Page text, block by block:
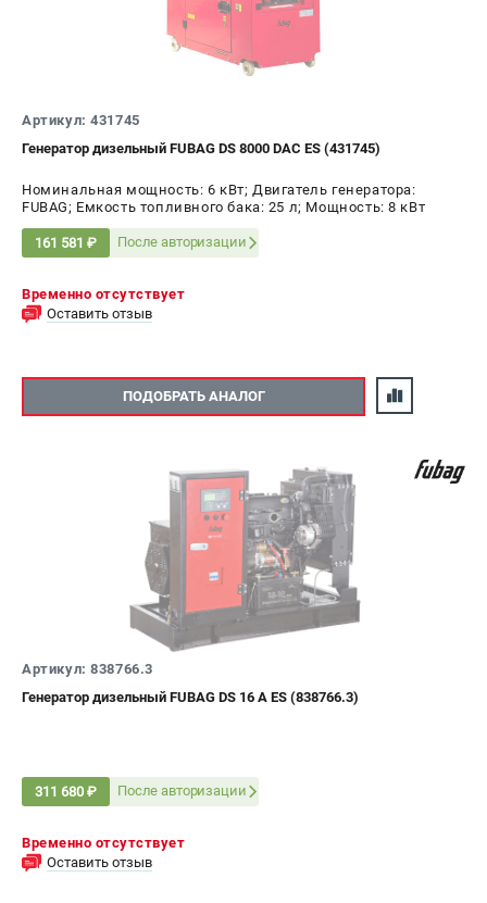
Артикул: 431745
Генератор дизельный FUBAG DS 8000 DAC ES (431745)
Номинальная мощность: 6 кВт; Двигатель генератора:
FUBAG; Емкость топливного бака: 25 л; Мощность: 8 кВт
161 581 ₽ После авторизации
Временно отсутствует
Оставить отзыв
ПОДОБРАТЬ АНАЛОГ
Артикул: 838766.3
Генератор дизельный FUBAG DS 16 A ES (838766.3)
311 680 ₽ После авторизации
Временно отсутствует
Оставить отзыв